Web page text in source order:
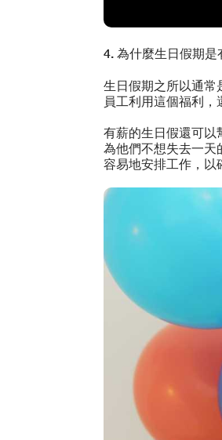
4. 為什麼生日假期是
生日假期之所以通常
員工利用這個福利，
有薪的生日假還可以
為他們不想失去一天
容易地安排工作，以